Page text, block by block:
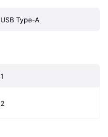
USB Type-A
1
2